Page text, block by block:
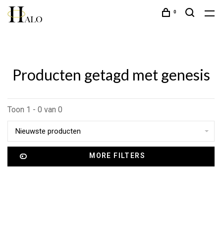
0
Producten getagd met genesis
Toon 1 - 0 van 0
Nieuwste producten
MORE FILTERS